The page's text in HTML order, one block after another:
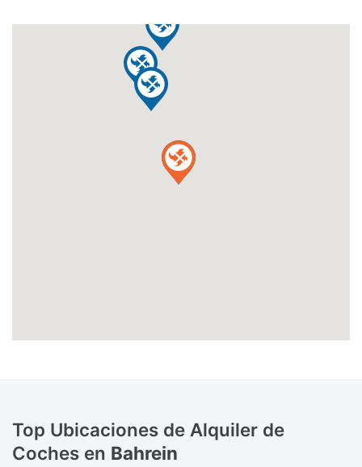
Top Ubicaciones de Alquiler de
Coches en Bahrein